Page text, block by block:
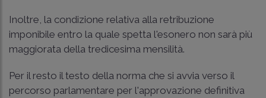
Inoltre, la condizione relativa alla retribuzione
imponibile entro la quale spetta l'esonero non sarà più
maggiorata della tredicesima mensilità.
Per il resto il testo della norma che si avvia verso il
percorso parlamentare per l'approvazione definitiva